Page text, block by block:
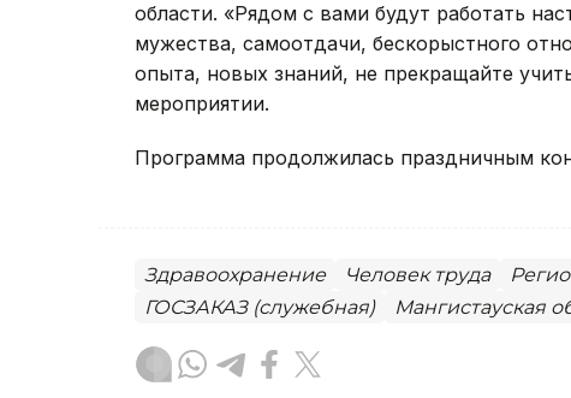
области. «Рядом с вами будут работать
мужества, самоотдачи, бескорыстного
опыта, новых знаний, не прекращайте
мероприятии.
Программа продолжилась праздничным
Здравоохранение Человек труда
ГОСЗАКАЗ (служебная)
Мангистауская